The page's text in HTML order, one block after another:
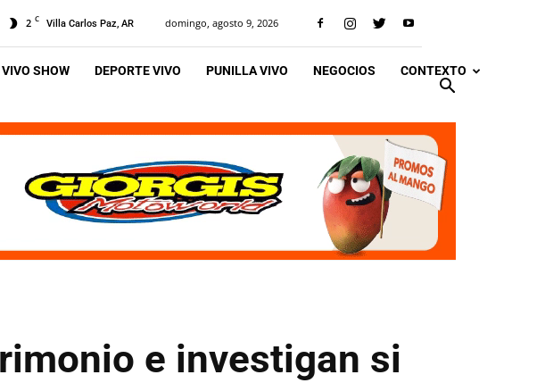
2 C Villa Carlos Paz, AR domingo, agosto 9, 2026
VIVO SHOW DEPORTE VIVO PUNILLA VIVO NEGOCIOS CONTEXTO
e investigan si